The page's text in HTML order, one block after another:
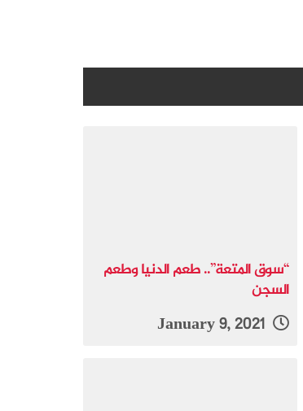
“سوق المتعة”.. طعم الدنيا وطعم
السجن
January 9, 2021